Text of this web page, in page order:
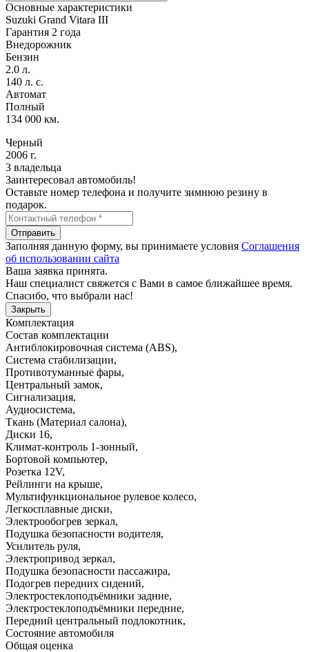
Основные характеристики
Suzuki Grand Vitara III
Гарантия 2 года
Внедорожник
Бензин
2.0 л.
140 л. с.
Автомат
Полный
134 000 км.
Черный
2006 г.
3 владельца
Заинтересовал автомобиль!
Оставьте номер телефона и получите зимнюю резину в
подарок.
Отправить
Заполняя данную форму, вы принимаете условия Соглашения
об использовании сайта
Ваша заявка принята.
Наш специалист свяжется с Вами в самое ближайшее время.
Спасибо, что выбрали нас!
Закрыть
Комплектация
Состав комплектации
Антиблокировочная система (ABS),
Система стабилизации,
Противотуманные фары,
Центральный замок,
Сигнализация,
Аудиосистема,
Ткань (Материал салона),
Диски 16,
Климат-контроль 1-зонный,
Бортовой компьютер,
Розетка 12V,
Рейлинги на крыше,
Мультифункциональное рулевое колесо,
Легкосплавные диски,
Электрообогрев зеркал,
Подушка безопасности водителя,
Усилитель руля,
Электропривод зеркал,
Подушка безопасности пассажира,
Подогрев передних сидений,
Электростеклоподъёмники задние,
Электростеклоподъёмники передние,
Передний центральный подлокотник,
Состояние автомобиля
Общая оценка